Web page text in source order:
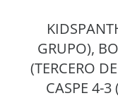
GRUPO),
(TERCERO
CASPE 4-3